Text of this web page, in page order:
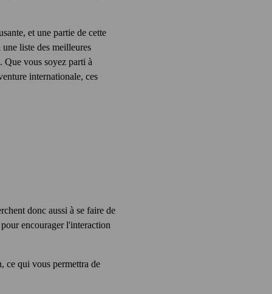
et une partie de cette
liste des meilleures
Que vous soyez parti à
internationale, ces
donc aussi à se faire de
encourager l'interaction
ce qui vous permettra de